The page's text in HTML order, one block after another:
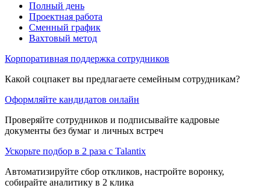
Полный день
Проектная работа
Сменный график
Вахтовый метод
Корпоративная поддержка сотрудников
Какой соцпакет вы предлагаете семейным сотрудникам?
Оформляйте кандидатов онлайн
Проверяйте сотрудников и подписывайте кадровые
документы без бумаг и личных встреч
Ускорьте подбор в 2 раза с Talantix
Автоматизируйте сбор откликов, настройте воронку,
собирайте аналитику в 2 клика